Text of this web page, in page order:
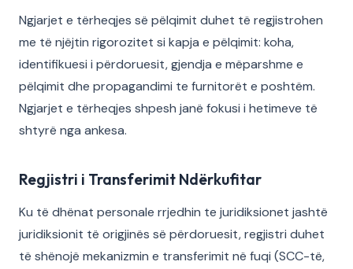
Ngjarjet e tërheqjes së pëlqimit duhet të regjistrohen
me të njëjtin rigorozitet si kapja e pëlqimit: koha,
identifikuesi i përdoruesit, gjendja e mëparshme e
pëlqimit dhe propagandimi te furnitorët e poshtëm.
Ngjarjet e tërheqjes shpesh janë fokusi i hetimeve të
shtyrë nga ankesa.
Regjistri i Transferimit Ndërkufitar
Ku të dhënat personale rrjedhin te juridiksionet jashtë
juridiksionit të origjinës së përdoruesit, regjistri duhet
të shënojë mekanizmin e transferimit në fuqi (SCC-të,